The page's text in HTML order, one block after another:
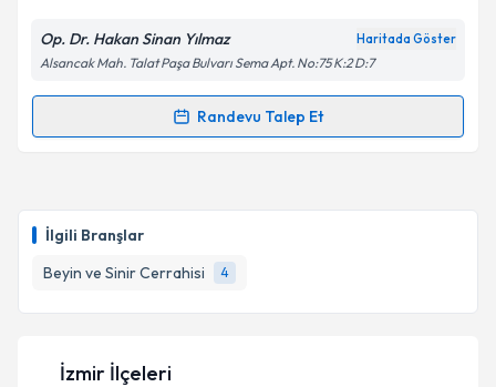
İlgili Branşlar
Beyin ve Sinir Cerrahisi
4
kapsamda işlenmesini kabul ediyorum.
Takvim Talebini Gönder
Op. Dr. Hakan Sinan Yılmaz Haritada Göster
Alsancak Mah. Talat Paşa Bulvarı Sema Apt. No:75 K:2 D:7
Randevu Talep Et
Randevu Takvimi Talebi
için bir takvim hazırlandığında e-posta ile
bilgilendireceğiz.
E-posta Adresiniz
İzmir İlçeleri